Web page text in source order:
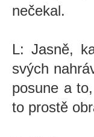
nečekal.
L: Jasně,
svých
posune a
to prostě